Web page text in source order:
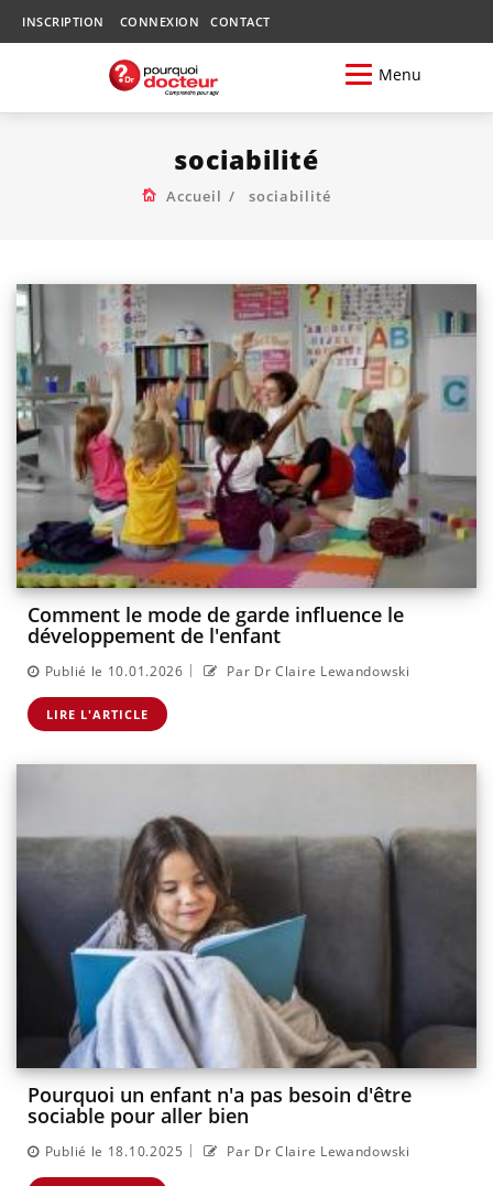
INSCRIPTION CONNEXION CONTACT
Menu
sociabilité
Accueil sociabilité
Comment le mode de garde influence le
développement de l'enfant
Publié le 10.01.2026 | Par Dr Claire Lewandowski
LIRE L'ARTICLE
Pourquoi un enfant n'a pas besoin d'être
sociable pour aller bien
Publié le 18.10.2025 | Par Dr Claire Lewandowski